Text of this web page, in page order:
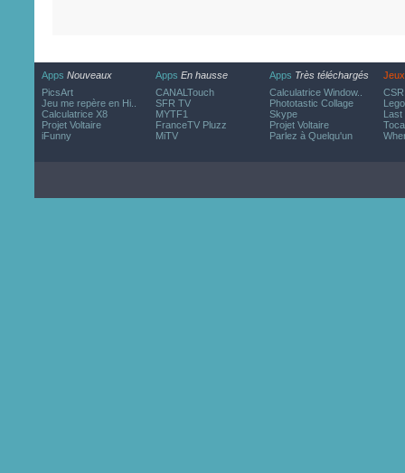
Apps Nouveaux
PicsArt
Jeu me repère en Hi..
Calculatrice X8
Projet Voltaire
iFunny
Apps En hausse
CANALTouch
SFR TV
MYTF1
FranceTV Pluzz
MiTV
Apps Très téléchargés
Calculatrice Window..
Phototastic Collage
Skype
Projet Voltaire
Parlez à Quelqu'un
Jeux
Last